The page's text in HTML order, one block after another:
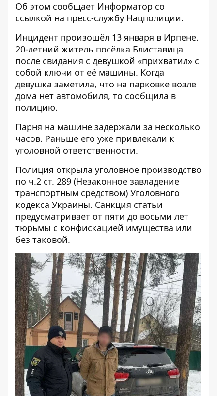
Об этом сообщает Информатор со
ссылкой на пресс-службу Нацполиции.
Инцидент произошёл 13 января в Ирпене.
20-летний житель посёлка Блиставица
после свидания с девушкой «прихватил» с
собой ключи от её машины. Когда
девушка заметила, что на парковке возле
дома нет автомобиля, то сообщила в
полицию.
Парня на машине задержали за несколько
часов. Раньше его уже привлекали к
уголовной ответственности.
Полиция открыла уголовное производство
по ч.2 ст. 289 (Незаконное завладение
транспортным средством) Уголовного
кодекса Украины. Санкция статьи
предусматривает от пяти до восьми лет
тюрьмы с конфискацией имущества или
без таковой.